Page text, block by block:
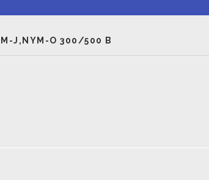
J,NYM-O 300/500 В